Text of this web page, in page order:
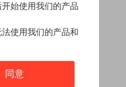
始使用我们的产品
使用我们的产品和
同意